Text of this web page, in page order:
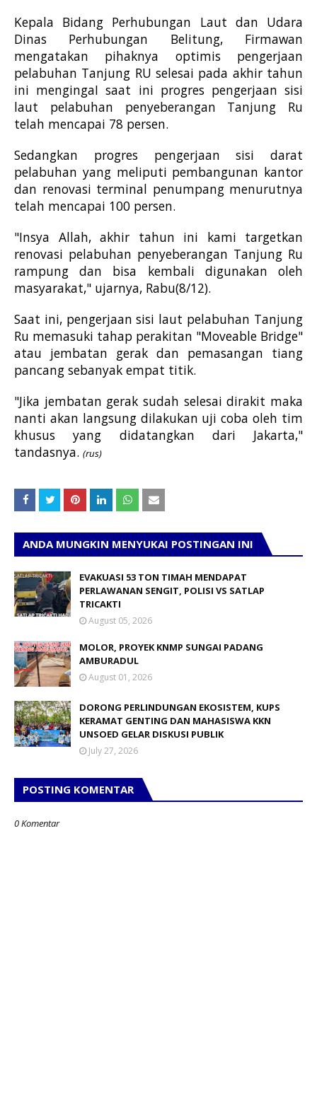
Kepala Bidang Perhubungan Laut dan Udara
Dinas Perhubungan Belitung, Firmawan
mengatakan pihaknya optimis pengerjaan
pelabuhan Tanjung RU selesai pada akhir tahun
ini mengingaI saat ini progres pengerjaan sisi
laut pelabuhan penyeberangan Tanjung Ru
telah mencapai 78 persen.
Sedangkan progres pengerjaan sisi darat
pelabuhan yang meliputi pembangunan kantor
dan renovasi terminal penumpang menurutnya
telah mencapai 100 persen.
"Insya Allah, akhir tahun ini kami targetkan
renovasi pelabuhan penyeberangan Tanjung Ru
rampung dan bisa kembali digunakan oleh
masyarakat," ujarnya, Rabu(8/12).
Saat ini, pengerjaan sisi laut pelabuhan Tanjung
Ru memasuki tahap perakitan "Moveable Bridge"
atau jembatan gerak dan pemasangan tiang
pancang sebanyak empat titik.
"Jika jembatan gerak sudah selesai dirakit maka
nanti akan langsung dilakukan uji coba oleh tim
khusus yang didatangkan dari Jakarta,"
tandasnya. (rus)
ANDA MUNGKIN MENYUKAI POSTINGAN INI
EVAKUASI 53 TON TIMAH MENDAPAT
PERLAWANAN SENGIT, POLISI VS SATLAP
TRICAKTI
August 05, 2026
MOLOR, PROYEK KNMP SUNGAI PADANG
AMBURADUL
August 01, 2026
DORONG PERLINDUNGAN EKOSISTEM, KUPS
KERAMAT GENTING DAN MAHASISWA KKN
UNSOED GELAR DISKUSI PUBLIK
July 27, 2026
POSTING KOMENTAR
0 Komentar